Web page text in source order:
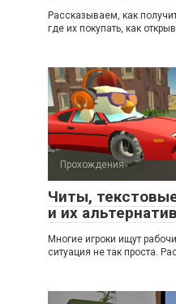
Рассказываем, как
где их покупать, как
Прохождения
Читы,
и их
Многие игроки ищут
ситуация не так проста.